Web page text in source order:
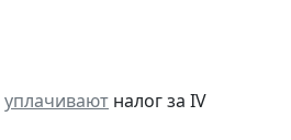
уплачивают налог за IV